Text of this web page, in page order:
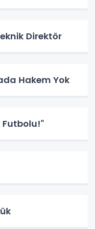
Keçisi Teknik Direktör
Hakem Yok
Futbolu!"